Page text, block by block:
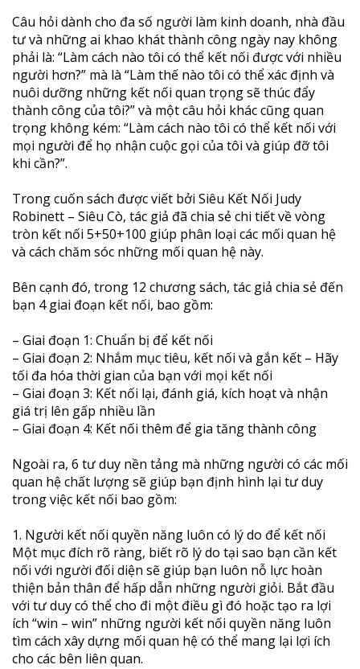
Câu hỏi dành cho đa số người làm kinh doanh, nhà đầu
tư và những ai khao khát thành công ngày nay không
phải là: “Làm cách nào tôi có thể kết nối được với nhiều
người hơn?” mà là “Làm thế nào tôi có thể xác định và
nuôi dưỡng những kết nối quan trọng sẽ thúc đẩy
thành công của tôi?” và một câu hỏi khác cũng quan
trọng không kém: “Làm cách nào tôi có thể kết nối với
mọi người để họ nhận cuộc gọi của tôi và giúp đỡ tôi
khi cần?”.
Trong cuốn sách được viết bởi Siêu Kết Nối Judy
Robinett – Siêu Cò, tác giả đã chia sẻ chi tiết về vòng
tròn kết nối 5+50+100 giúp phân loại các mối quan hệ
và cách chăm sóc những mối quan hệ này.
Bên cạnh đó, trong 12 chương sách, tác giả chia sẻ đến
bạn 4 giai đoạn kết nối, bao gồm:
– Giai đoạn 1: Chuẩn bị để kết nối
– Giai đoạn 2: Nhắm mục tiêu, kết nối và gắn kết – Hãy
tối đa hóa thời gian của bạn với mọi kết nối
– Giai đoạn 3: Kết nối lại, đánh giá, kích hoạt và nhận
giá trị lên gấp nhiều lần
– Giai đoạn 4: Kết nối thêm để gia tăng thành công
Ngoài ra, 6 tư duy nền tảng mà những người có các mối
quan hệ chất lượng sẽ giúp bạn định hình lại tư duy
trong việc kết nối bao gồm:
1. Người kết nối quyền năng luôn có lý do để kết nối
Một mục đích rõ ràng, biết rõ lý do tại sao bạn cần kết
nối với người đối diện sẽ giúp bạn luôn nỗ lực hoàn
thiện bản thân để hấp dẫn những người giỏi. Bắt đầu
với tư duy có thể cho đi một điều gì đó hoặc tạo ra lợi
ích “win – win” những người kết nối quyền năng luôn
tìm cách xây dựng mối quan hệ có thể mang lại lợi ích
cho các bên liên quan.